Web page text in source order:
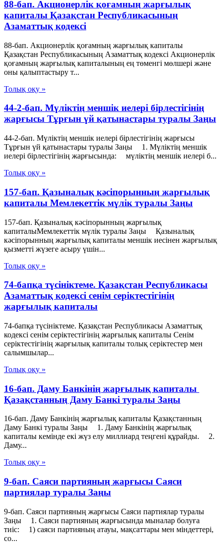
88-бап. Акционерлiк қоғамның жарғылық
капиталы Қазақстан Республикасының
Азаматтық кодексi
88-бап. Акционерлiк қоғамның жарғылық капиталы
Қазақстан Республикасының Азаматтық кодексi Акционерлiк
қоғамның жарғылық капиталының ең төменгi мөлшерi және
оны қалыптастыру т...
Толық оқу »
44-2-бап. Мүліктің меншік иелері бірлестігінің
жарғысы Тұрғын үй қатынастары туралы Заңы
44-2-бап. Мүліктің меншік иелері бірлестігінің жарғысы
Тұрғын үй қатынастары туралы Заңы 1. Мүліктің меншік
иелері бірлестігінің жарғысында: мүліктің меншік иелері б...
Толық оқу »
157-бап. Қазыналық кәсіпорынның жарғылық
капиталы Мемлекеттік мүлік туралы Заңы
157-бап. Қазыналық кәсіпорынның жарғылық
капиталыМемлекеттік мүлік туралы Заңы Қазыналық
кәсіпорынның жарғылық капиталы меншік иесінен жарғылық
қызметті жүзеге асыру үшін...
Толық оқу »
74-бапқа түсініктеме. Қазақстан Республикасы
Азаматтық кодексі сенім серіктестігінің
жарғылық капиталы
74-бапқа түсініктеме. Қазақстан Республикасы Азаматтық
кодексі сенім серіктестігінің жарғылық капиталы Сенім
серіктестігінің жарғылық капиталы толық серіктестер мен
салымшылар...
Толық оқу »
16-бап. Даму Банкiнiң жарғылық капиталы
Қазақстанның Даму Банкі туралы Заңы
16-бап. Даму Банкiнiң жарғылық капиталы Қазақстанның
Даму Банкі туралы Заңы 1. Даму Банкінің жарғылық
капиталы кемінде екі жүз елу миллиард теңгені құрайды. 2.
Даму...
Толық оқу »
9-бап. Саяси партияның жарғысы Саяси
партиялар туралы Заңы
9-бап. Саяси партияның жарғысы Саяси партиялар туралы
Заңы 1. Саяси партияның жарғысында мыналар болуға
тиiс: 1) саяси партияның атауы, мақсаттары мен мiндеттерi,
со...